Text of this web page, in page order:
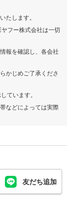
たします。
フー株式会社は一切
報を確認し、各会社
かじめご了承くださ
ています。
などによっては実際
友だち追加